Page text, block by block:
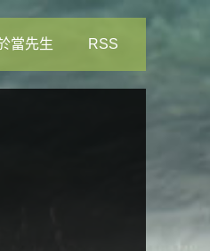
當先生 RSS